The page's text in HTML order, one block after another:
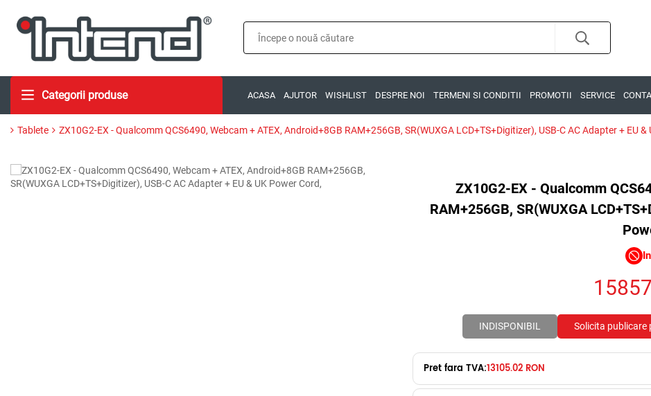
Categorii produse ACASA AJUTOR WISHLIST DESPRE NOI TERMENI SI CONDITII PROMOTII SERVICE
Tablete ZX10G2-EX - Qualcomm QCS6490, Webcam + ATEX, Android+8GB RAM+256GB, SR(WUXGA LCD+TS+Digitizer), USB-C AC Adapter + EU &
ZX10G2-EX - Qualcomm
RAM+256GB, SR(WUXGA
INDISPONIBIL Solicita publicare
Pret fara TVA:13105.02 RON